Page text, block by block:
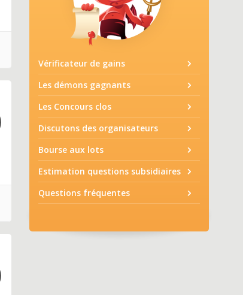
Vérificateur de gains
Les démons gagnants
Les Concours clos
Discutons des organisateurs
Bourse aux lots
Estimation questions subsidiaires
Questions fréquentes